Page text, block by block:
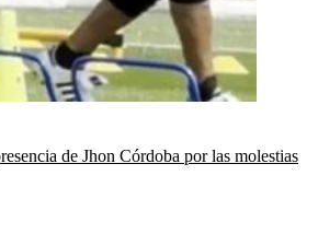
de Jhon Córdoba por las molestias